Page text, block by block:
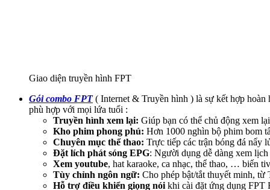
Giao diện truyền hình FPT
Gói combo FPT( Internet & Truyền hình ) là sự kết hợp hoàn
phù hợp với mọi lứa tuổi :
Truyền hình xem lại: Giúp bạn có thể chủ động xem
Kho phim phong phú: Hơn 1000 nghìn bộ phim bom
Chuyên mục thể thao: Trực tiếp các trận bóng đá nẩy
Đặt lích phát sóng EPG: Người dụng dễ dàng xem
Xem youtube, hat karaoke, ca nhạc, thể thao, … biến
Tùy chỉnh ngôn ngữ: Cho phép bật/tắt thuyết minh, từ
Hỗ trợ điều khiển giọng nói khi cài đặt ứng dụng FPT